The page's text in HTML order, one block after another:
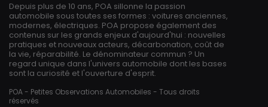
Depuis plus de 10 ans, POA sillonne la passion
automobile sous toutes ses formes : voitures anciennes,
modernes, électriques. POA propose également des
contenus sur les grands enjeux d'aujourd'hui : nouvelles
pratiques et nouveaux acteurs, décarbonation, coût de
la vie, réparabilité. Le dénominateur commun ? Un
regard unique dans l'univers automobile dont les bases
sont la curiosité et l'ouverture d'esprit.
POA - Petites Observations Automobiles - Tous droits
réservés